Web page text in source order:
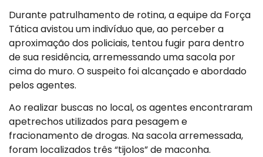
Durante patrulhamento de rotina, a equipe da Força
Tática avistou um indivíduo que, ao perceber a
aproximação dos policiais, tentou fugir para dentro
de sua residência, arremessando uma sacola por
cima do muro. O suspeito foi alcançado e abordado
pelos agentes.
Ao realizar buscas no local, os agentes encontraram
apetrechos utilizados para pesagem e
fracionamento de drogas. Na sacola arremessada,
foram localizados três “tijolos” de maconha.